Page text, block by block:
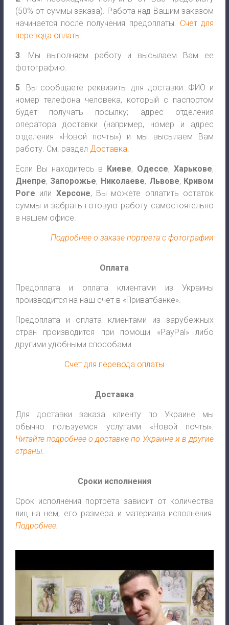
(50% от суммы заказа). Работа над Вашим заказом
начинается после получения предоплаты. Счет для
перевода оплаты
3. Мы выполняем работу и высылаем Вам ее
фотографию.
5. Вы сообщаете реквизиты для доставки: ФИО и
номер телефона человека, который с паспортом
будет получать посылку; адрес отделения
оператора доставки (например, номер и адрес
отделения «Новой почты») и мы высылаем Вам
работу. См. раздел Доставка
Если Вы находитесь в Киеве, Одессе,Харькове,
Днепре, Запорожье, Николаеве, Львове, Кривом
Роге или Херсоне, Вы можете оплатить остаток
суммы и забрать готовую работу самостоятельно
в нашем офисе.
Подробнее о заказе портрета с фотографии
Оплата
Предоплата и оплата клиентами из Украины
производится на наш счет в «Приватбанке».
Предоплата и оплата клиентами из зарубежных
стран производится при помощи «PayPal» либо
другими удобными способами.
Счет для перевода оплаты
Доставка
Для доставки заказа клиенту по Украине мы
обычно пользуемся услугами «Новой почты».
Читайте подробнее о доставке по Украине и в другие
страны
Сроки исполнения
Срок исполнения портрета зависит от количества
лиц на нем, его размера и материала исполнения.
Подробнее.